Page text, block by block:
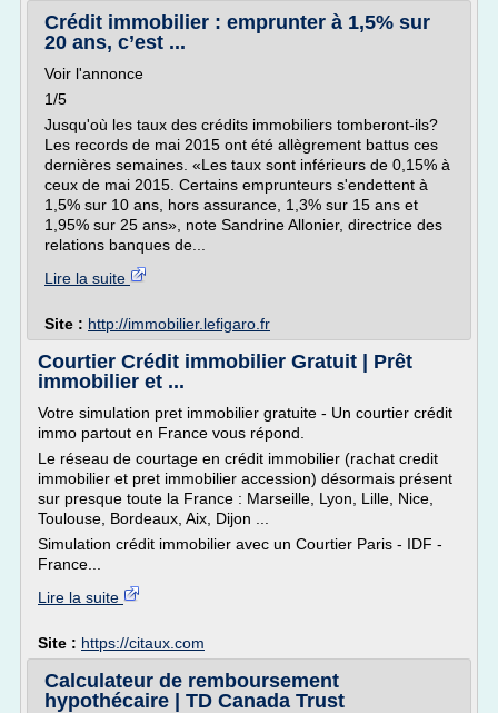
Crédit immobilier : emprunter à 1,5% sur
20 ans, c’est ...
Voir l'annonce
1/5
Jusqu'où les taux des crédits immobiliers tomberont-ils?
Les records de mai 2015 ont été allègrement battus ces
dernières semaines. «Les taux sont inférieurs de 0,15% à
ceux de mai 2015. Certains emprunteurs s'endettent à
1,5% sur 10 ans, hors assurance, 1,3% sur 15 ans et
1,95% sur 25 ans», note Sandrine Allonier, directrice des
relations banques de...
Lire la suite
Site : http://immobilier.lefigaro.fr
Courtier Crédit immobilier Gratuit | Prêt
immobilier et ...
Votre simulation pret immobilier gratuite - Un courtier crédit
immo partout en France vous répond.
Le réseau de courtage en crédit immobilier (rachat credit
immobilier et pret immobilier accession) désormais présent
sur presque toute la France : Marseille, Lyon, Lille, Nice,
Toulouse, Bordeaux, Aix, Dijon ...
Simulation crédit immobilier avec un Courtier Paris - IDF -
France...
Lire la suite
Site : https://citaux.com
Calculateur de remboursement
hypothécaire | TD Canada Trust